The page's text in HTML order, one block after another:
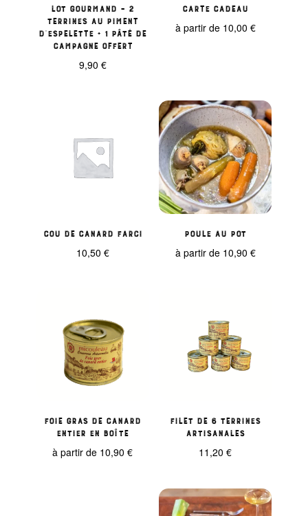
Lot Gourmand – 2
Terrines au Piment
d’Espelette + 1 Pâté de
Campagne Offert
9,90 €
Carte Cadeau
à partir de 10,00 €
Cou de Canard Farci
10,50 €
Poule au pot
à partir de 10,90 €
Foie gras de canard
entier en boîte
à partir de 10,90€
Filet de 6 terrines
artisanales
11,20€